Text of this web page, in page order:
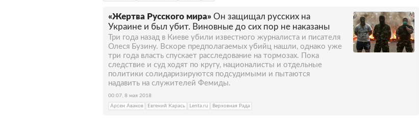
«Жертва Русского мира» Он защищал русских на
Украине и был убит. Виновные до сих пор не наказаны
Три года назад в Киеве убили известного журналиста и писателя
Олеся Бузину. Вскоре предполагаемых убийц нашли, однако уже
три года власть спускает расследование на тормозах. Пока
следствие и суд ходят по кругу, националисты и отдельные
политики солидаризируются подсудимыми и пытаются
надавить на служителей Фемиды.
00:07, 8 мая 2018
Арсен Аваков
Евгений Карась Lenta.ru Верховная Рада